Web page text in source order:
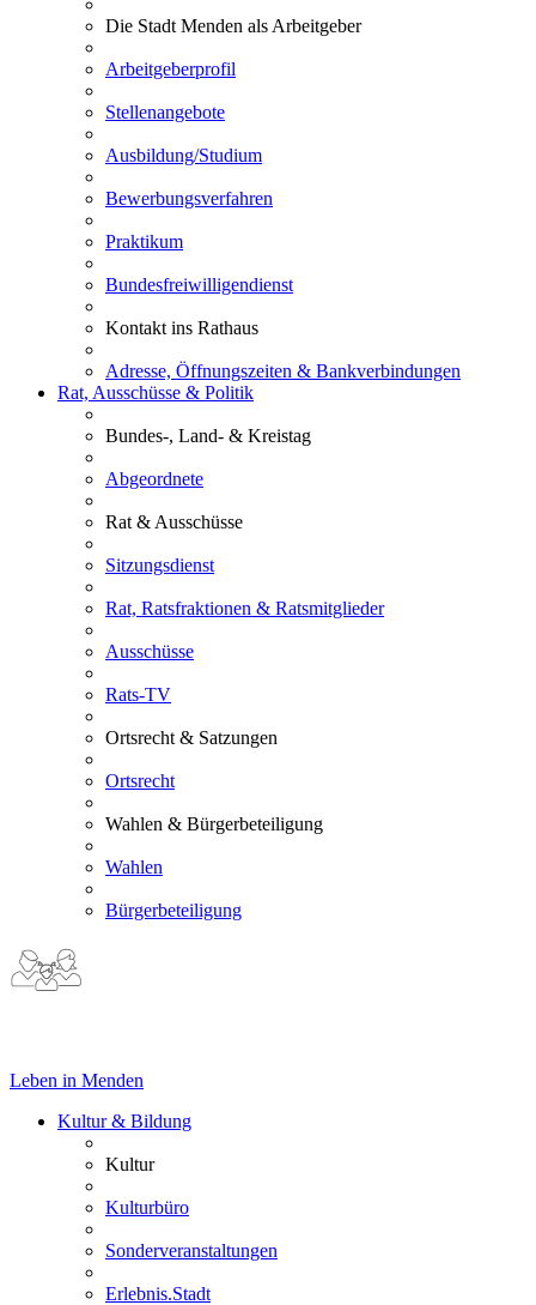
Die Stadt Menden als Arbeitgeber
Arbeitgeberprofil
Stellenangebote
Ausbildung/Studium
Bewerbungsverfahren
Praktikum
Bundesfreiwilligendienst
Kontakt ins Rathaus
Adresse, Öffnungszeiten & Bankverbindungen
Rat, Ausschüsse & Politik
Bundes-, Land- & Kreistag
Abgeordnete
Rat & Ausschüsse
Sitzungsdienst
Rat, Ratsfraktionen & Ratsmitglieder
Ausschüsse
Rats-TV
Ortsrecht & Satzungen
Ortsrecht
Wahlen & Bürgerbeteiligung
Wahlen
Bürgerbeteiligung
Leben in Menden
Kultur & Bildung
Kultur
Kulturbüro
Sonderveranstaltungen
Erlebnis.Stadt